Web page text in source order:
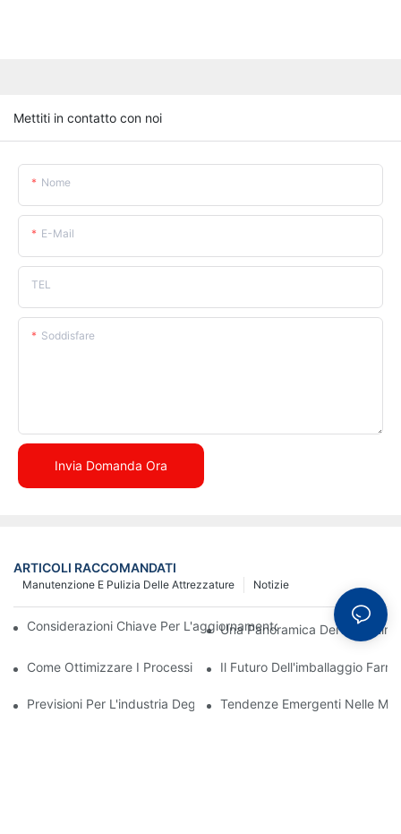
Mettiti in contatto con noi
Nome
E-Mail
TEL
Soddisfare
Invia Domanda Ora
ARTICOLI RACCOMANDATI
Notizie
Manutenzione E Pulizia Delle Attrezzature
Considerazioni Chiave Per L'aggiornamento Dei Macchinari Di
Una Panoramica Dei
Come Ottimizzare I Processi Di Produzione Con Un'efficace
Il Futuro Dell'imballaggio
Previsioni Per L'industria Degli Imballaggi Farmaceutici Nel
Tendenze Emergenti Nelle